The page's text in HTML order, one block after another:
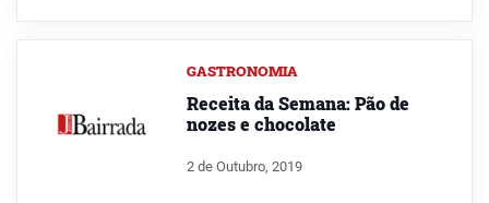
GASTRONOMIA
Receita da Semana: Pão de
nozes e chocolate
2 de Outubro, 2019